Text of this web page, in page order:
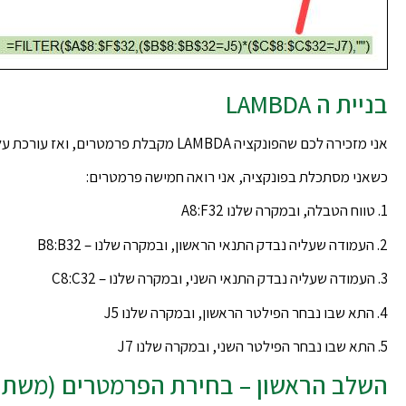
בניית ה LAMBDA
אני מזכירה לכם שהפונקציה LAMBDA מקבלת פרמטרים, ואז עורכת עליהם חישובים.
כשאני מסתכלת בפונקציה, אני רואה חמישה פרמטרים:
1. טווח הטבלה, ובמקרה שלנו A8:F32
2. העמודה שעליה נבדק התנאי הראשון, ובמקרה שלנו – B8:B32
3. העמודה שעליה נבדק התנאי השני, ובמקרה שלנו – C8:C32
4. התא שבו נבחר הפילטר הראשון, ובמקרה שלנו J5
5. התא שבו נבחר הפילטר השני, ובמקרה שלנו J7
השלב הראשון – בחירת הפרמטרים